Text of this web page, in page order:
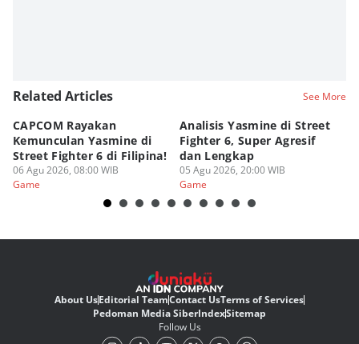
Related Articles See More
CAPCOM Rayakan
Kemunculan Yasmine di
Street Fighter 6 di Filipina!
06 Agu 2026, 08:00 WIB
Game
Analisis Yasmine di Street
Fighter 6, Super Agresif
dan Lengkap
05 Agu 2026, 20:00 WIB
Game
About UsEditorial TeamContact UsTerms of Services
Pedoman Media SiberIndexSitemap
Follow Us